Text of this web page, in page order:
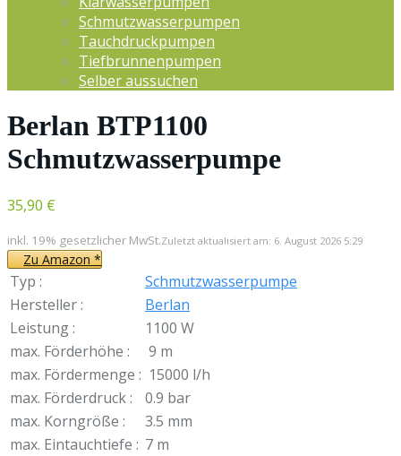
Schmutzwasserpumpen
Tauchdruckpumpen
Tiefbrunnenpumpen
Selber aussuchen
Berlan BTP1100
Schmutzwasserpumpe
35,90 €
inkl. 19% gesetzlicher MwSt.Zuletzt aktualisiert am: 6. August 2026 5:29
Zu Amazon *
Typ :
Schmutzwasserpumpe
Hersteller :
Berlan
Leistung :
1100 W
max. Förderhöhe :
9 m
max. Fördermenge : 15000 l/h
max. Förderdruck :
0.9 bar
max. Korngröße :
3.5 mm
max. Eintauchtiefe : 7 m